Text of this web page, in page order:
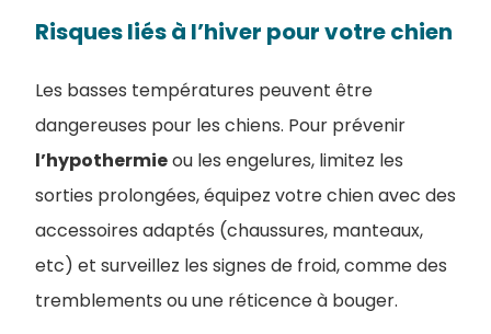
Risques liés à l’hiver pour votre chien
Les basses températures peuvent être
dangereuses pour les chiens. Pour prévenir
l’hypothermieou les engelures, limitez les
sorties prolongées, équipez votre chien avec des
accessoires adaptés (chaussures, manteaux,
etc) et surveillez les signes de froid, comme des
tremblements ou une réticence à bouger.